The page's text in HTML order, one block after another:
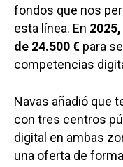
fondos que nos
esta línea. En
de 24.500 € para
competencias
Navas añadió que
con tres centros
digital en ambas
una oferta de